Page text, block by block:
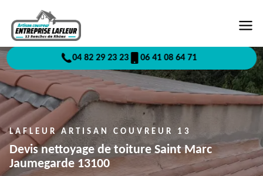
04 82 29 23 23 06 41 08 64 71
LAFLEUR ARTISAN COUVREUR 13
Devis nettoyage de toiture Saint Marc
Jaumegarde 13100